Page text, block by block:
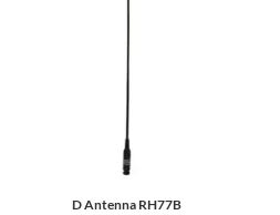
D Antenna RH77B